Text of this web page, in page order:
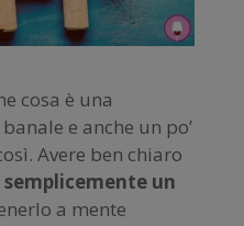
cosa è una
e anche un po’
Avere ben chiaro
un
a mente